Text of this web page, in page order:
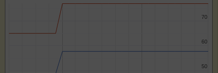
50
50
60
60
70
70